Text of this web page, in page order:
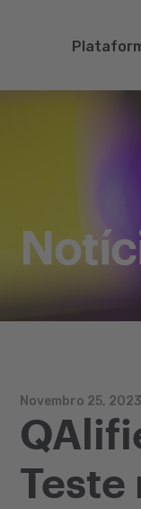
Teste
Novembro 25, 2023